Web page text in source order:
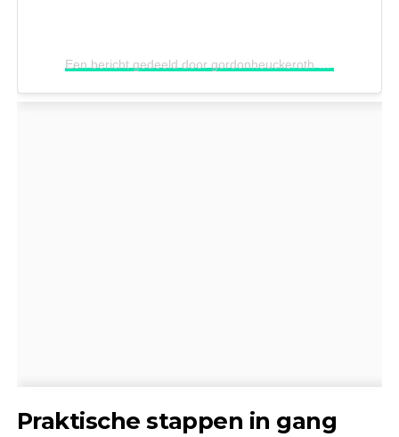
Een bericht gedeeld door gordonheuckeroth (@gordonheuckeroth)
Praktische stappen in gang